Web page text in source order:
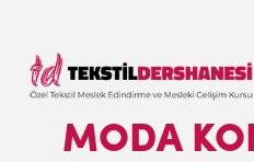
MODA